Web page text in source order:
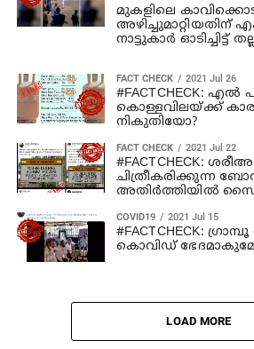
മുകളിലെ
നാട്ടുകാര്‍ ഓടിച്ചിട്ട്
FACT CHECK 2021 Jul 26
#FACTCHECK: എല്‍
കൊള്ളവിലയ്ക്ക്
നികുതിയോ?
FACT CHECK 2021 Jul 22
#FACTCHECK:
ചിത്രീകരിക്കുന്ന
അതിര്‍ത്തിയില്‍
COVID19 2021 Jul 15
#FACTCHECK:
കൊവിഡ്
LOAD MORE